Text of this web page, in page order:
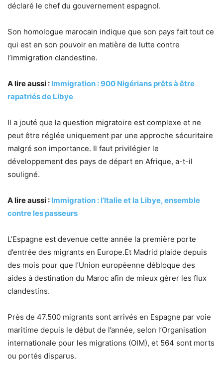
déclaré le chef du gouvernement espagnol.
Son homologue marocain indique que son pays fait tout ce
qui est en son pouvoir en matière de lutte contre
l’immigration clandestine.
A lire aussi : Immigration : 900 Nigérians prêts à être
rapatriés de Libye
Il a jouté que la question migratoire est complexe et ne
peut être réglée uniquement par une approche sécuritaire
malgré son importance. Il faut privilégier le
développement des pays de départ en Afrique, a-t-il
souligné.
A lire aussi : Immigration : l’Italie et la Libye, ensemble
contre les passeurs
L’Espagne est devenue cette année la première porte
d’entrée des migrants en Europe.Et Madrid plaide depuis
des mois pour que l’Union européenne débloque des
aides à destination du Maroc afin de mieux gérer les flux
clandestins.
Près de 47.500 migrants sont arrivés en Espagne par voie
maritime depuis le début de l’année, selon l’Organisation
internationale pour les migrations (OIM), et 564 sont morts
ou portés disparus.